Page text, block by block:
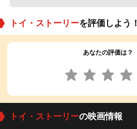
トイ・ストーリーを評価しよう！
あなたの評価は？
トイ・ストーリーの映画情報